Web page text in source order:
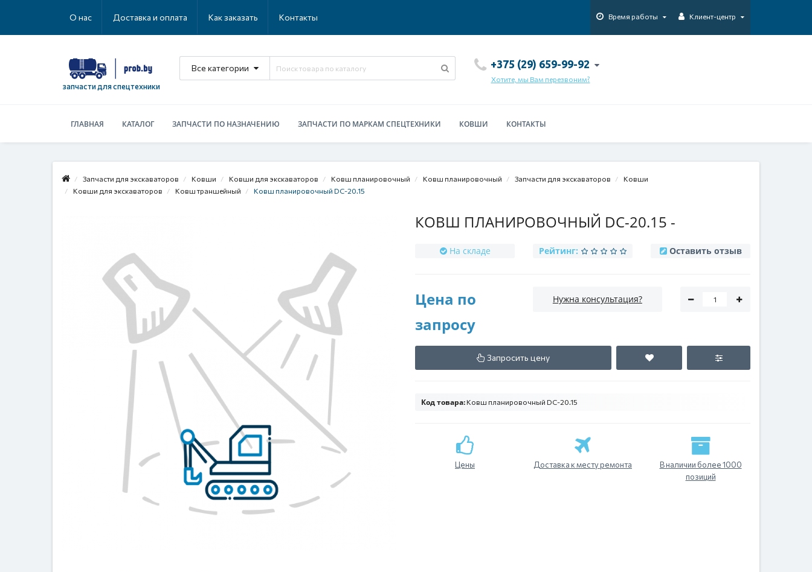
О нас Доставка и оплата Как заказать Контакты Время работы Клиент-центр
запчасти для спецтехники
Все категории +375 (29) 659-99-92
Хотите, мы Вам перезвоним?
ГЛАВНАЯ КАТАЛОГ ЗАПЧАСТИ ПО НАЗНАЧЕНИЮ ЗАПЧАСТИ ПО МАРКАМ СПЕЦТЕХНИКИ КОВШИ КОНТАКТЫ
Запчасти для экскаваторов Ковши Ковши для экскаваторов Ковш планировочный Ковш планировочный Запчасти для экскаваторов
Ковши
Ковши для экскаваторов
Ковш траншейный Ковш планировочный DC-20.15
КОВШ ПЛАНИРОВОЧНЫЙ DC-20.15 -
На складе Рейтинг: Оставить отзыв
Цена по
запросу
Нужна консультация?
Запросить цену
Код товара: Ковш планировочный DC-20.15
Цены Доставка к месту ремонта
В наличии более 1000
позиций